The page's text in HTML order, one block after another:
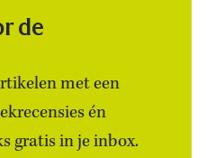
de
met een
én
gratis in je inbox.